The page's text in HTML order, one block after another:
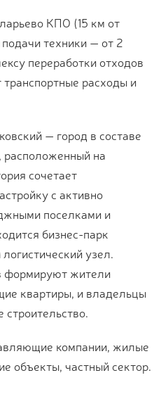
КПО (15 км от
техники — от 2
переработки отходов
расходы и
— город в составе
на
сочетает
с активно
поселками и
бизнес-парк
узел.
формируют жители
квартиры, и владельцы
компании, жилые
объекты, частный сектор.